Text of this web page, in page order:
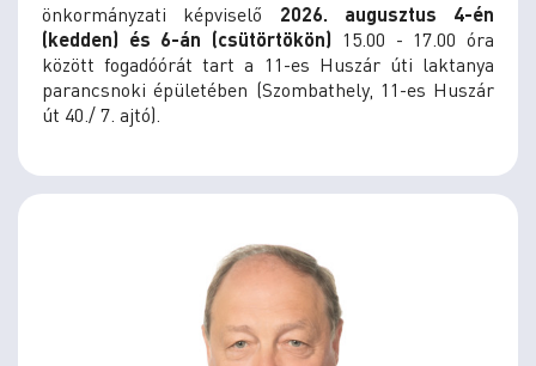
önkormányzati képviselő 2026. augusztus 4-én
(kedden) és 6-án (csütörtökön) 15.00 - 17.00 óra
között fogadóórát tart a 11-es Huszár úti laktanya
parancsnoki épületében (Szombathely, 11-es Huszár
út 40./ 7. ajtó).